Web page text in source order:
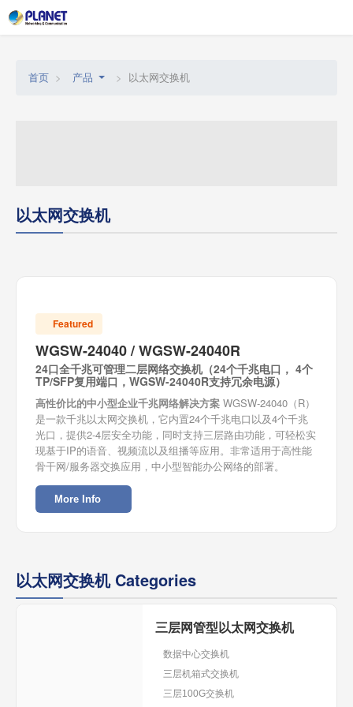
首页 产品 以太网交换机
以太网交换机
Featured
WGSW-24040 / WGSW-24040R
24口全千兆可管理二层网络交换机（24个千兆电口， 4个
TP/SFP复用端口，WGSW-24040R支持冗余电源）
高性价比的中小型企业千兆网络解决方案 WGSW-24040（R）
是一款千兆以太网交换机，它内置24个千兆电口以及4个千兆
光口，提供2-4层安全功能，同时支持三层路由功能，可轻松实
现基于IP的语音、视频流以及组播等应用。非常适用于高性能
骨干网/服务器交换应用，中小型智能办公网络的部署。
More Info
以太网交换机 Categories
三层网管型以太网交换机
数据中心交换机
三层机箱式交换机
三层100G交换机